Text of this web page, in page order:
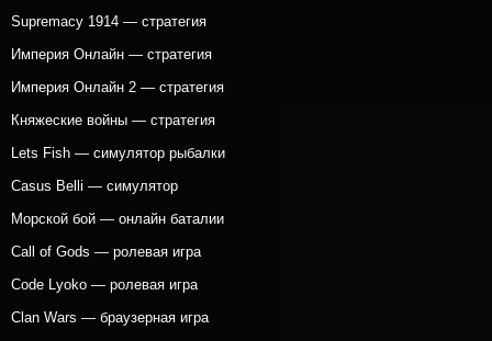
Supremacy 1914 — стратегия
Империя Онлайн — стратегия
Империя Онлайн 2 — стратегия
Княжеские войны — стратегия
Lets Fish — симулятор рыбалки
Casus Belli — симулятор
Морской бой — онлайн баталии
Call of Gods — ролевая игра
Code Lyoko — ролевая игра
Clan Wars — браузерная игра